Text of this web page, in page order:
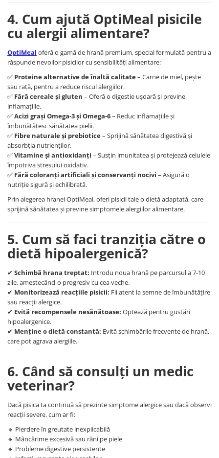
4. Cum ajută OptiMeal pisicile
cu alergii alimentare?
OptiMeal oferă o gamă de hrană premium, special formulată pentru a
răspunde nevoilor pisicilor cu sensibilități alimentare:
✅ Proteine alternative de înaltă calitate– Carne de miel, pește
sau rață, pentru a reduce riscul alergiilor.
✅ Fără cereale și gluten – Oferă o digestie ușoară și previne
inflamațiile.
✅Acizi grași Omega-3 și Omega-6– Reduc inflamațiile și
îmbunătățesc sănătatea pielii.
✅ Fibre naturale și prebiotice– Sprijină sănătatea digestivă și
absorbția nutrienților.
✅Vitamine și antioxidanți – Susțin imunitatea și protejează celulele
împotriva stresului oxidativ.
✅ Fără coloranți artificiali și conservanți nocivi – Asigură o
nutriție sigură și echilibrată.
Prin alegerea hranei OptiMeal, oferi pisicii tale o dietă adaptată, care
sprijină sănătatea și previne simptomele alergiilor alimentare.
5. Cum să faci tranziția către o
dietă hipoalergenică?
✔ Schimbă hrana treptat: Introdu noua hrană pe parcursul a 7-10
zile, amestecând-o progresiv cu cea veche.
✔ Monitorizează reacțiile pisicii: Fii atent la semne de îmbunătățire
sau reacții alergice.
✔ Evită recompensele nesănătoase: Optează pentru gustări
hipoalergenice.
✔ Menține o dietă constantă: Evită schimbările frecvente de hrană,
care pot agrava alergiile.
6. Când să consulți un medic
veterinar?
Dacă pisica ta continuă să prezinte simptome alergice sau dacă observi
reacții severe, cum ar fi:
🔸 Pierdere în greutate inexplicabilă
🔸 Mâncărime excesivă sau răni pe piele
🔸 Probleme digestive persistente